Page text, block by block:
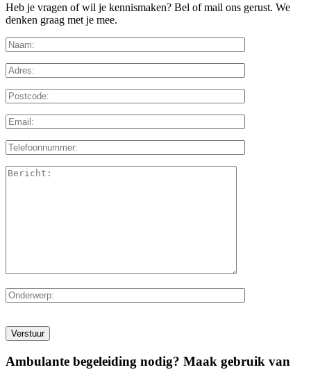
Heb je vragen of wil je kennismaken? Bel of mail ons gerust. We
denken graag met je mee.
Ambulante begeleiding nodig? Maak gebruik van